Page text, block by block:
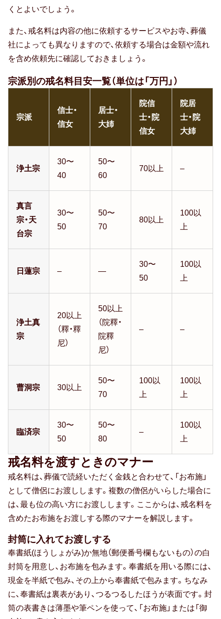
くとよいでしょう。
また、戒名料は内容の他に依頼するサービスやお寺、葬儀
社によっても異なりますので、依頼する場合は金額や流れ
を含め依頼先に確認しておきましょう。
宗派別の戒名料目安一覧（単位は「万円」）
宗派
信士・
信女
居士・
大姉
院信
士・院
信女
院居
士・院
大姉
浄土宗
30〜
40
50〜
60
70以上 –
真言
宗・天
台宗
30〜
50
50〜
70
80以上
100以
上
日蓮宗 – —
30〜
50
100以
上
浄土真
宗
20以上
（釋・釋
尼）
50以上
（院釋・
院釋
尼）
– –
曹洞宗 30以上
50〜
70
100以
上
100以
上
臨済宗
30〜
50
50〜
80
–
100以
上
戒名料を渡すときのマナー
戒名料は、葬儀で読経いただく金銭と合わせて、「お布施」
として僧侶にお渡しします。複数の僧侶がいらした場合に
は、最も位の高い方にお渡しします。ここからは、戒名料を
含めたお布施をお渡しする際のマナーを解説します。
封筒に入れてお渡しする
奉書紙(ほうしょがみ)か無地（郵便番号欄もないもの）の白
封筒を用意し、お布施を包みます。奉書紙を用いる際には、
現金を半紙で包み、その上から奉書紙で包みます。ちなみ
に、奉書紙は裏表があり、つるつるしたほうが表面です。封
筒の表書きは薄墨や筆ペンを使って、「お布施」または「御